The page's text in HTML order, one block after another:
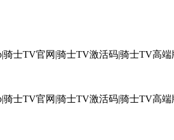
士TV官网|骑士TV激活码|骑士TV高
士TV官网|骑士TV激活码|骑士TV高